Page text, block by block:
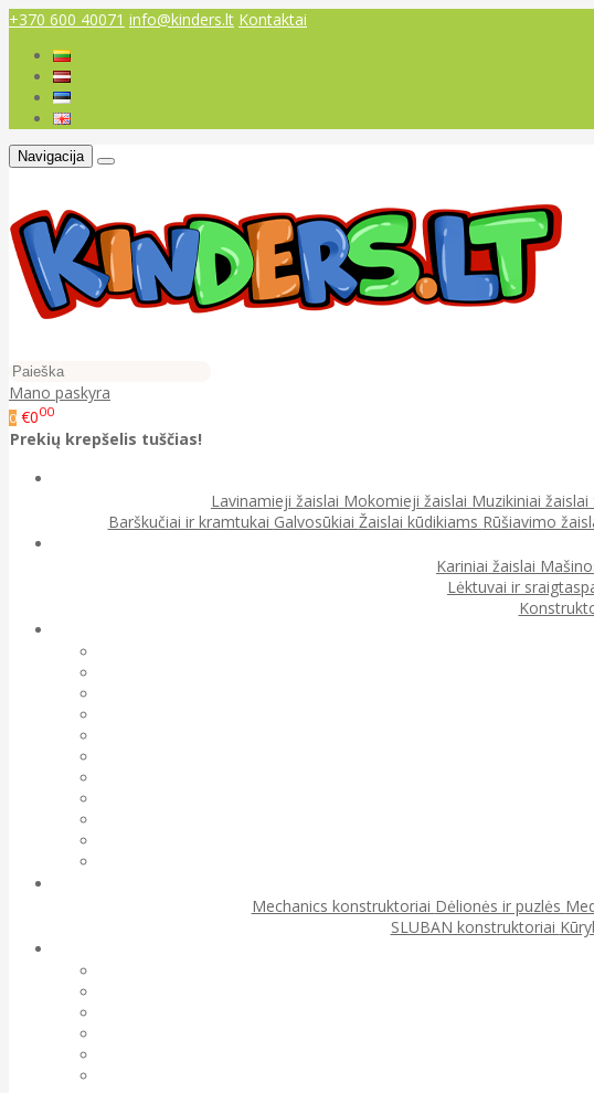
+370 600 40071 info@kinders.lt Kontaktai
Navigacija
Mano paskyra
0 €000
Prekių krepšelis tuščias!
Lavinamieji žaislai Mokomieji žaislai Muzikiniai žaislai
Barškučiai ir kramtukai Galvosūkiai Žaislai kūdikiams Rūšiavimo
Kariniai žaislai
Lėktuvai ir
Mechanics konstruktoriai Dėlionės ir puzlės
SLUBAN konstruktoriai